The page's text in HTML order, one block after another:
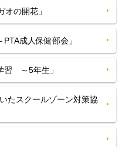
の開花」
成人保健部会」
習 ～5年生」
たスクールゾーン対策協